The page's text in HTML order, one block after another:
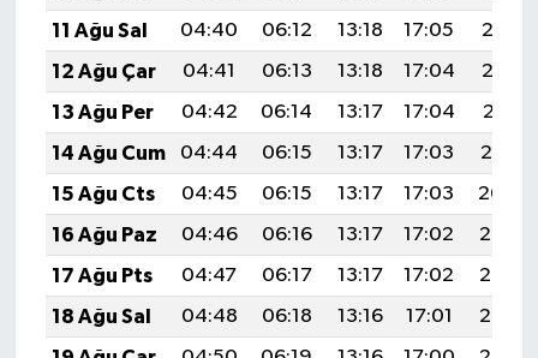
11 Ağu Sal
04:40 06:12 13:18 17:05
20:13
12 Ağu Çar
04:41 06:13 13:18 17:04
20:12
13 Ağu Per
04:42 06:14 13:17 17:04
20:11
14 Ağu Cum
04:44 06:15 13:17 17:03
20:10
15 Ağu Cts
04:45 06:15 13:17 17:03
20:09
16 Ağu Paz
04:46 06:16 13:17 17:02
20:07
17 Ağu Pts
04:47 06:17 13:17 17:02
20:06
18 Ağu Sal
04:48 06:18 13:16 17:01
20:05